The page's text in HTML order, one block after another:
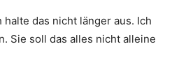
halte das nicht länger aus. Ich
Sie soll das alles nicht alleine